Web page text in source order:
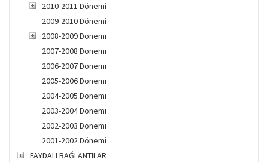
2010-2011 Dönemi
2009-2010 Dönemi
2008-2009 Dönemi
2007-2008 Dönemi
2006-2007 Dönemi
2005-2006 Dönemi
2004-2005 Dönemi
2003-2004 Dönemi
2002-2003 Dönemi
2001-2002 Dönemi
FAYDALI BAĞLANTILAR